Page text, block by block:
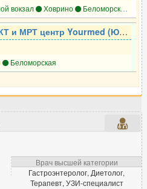
вокзал Ховрино Беломорская
и МРТ центр Yourmed (Юрмед)
Беломорская
Врач высшей категории
Гастроэнтеролог, Диетолог,
Терапевт, УЗИ-специалист